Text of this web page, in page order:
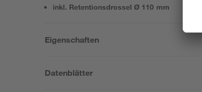
inkl. Retentionsdrossel Ø 110 mm
Eigenschaften
Datenblätter